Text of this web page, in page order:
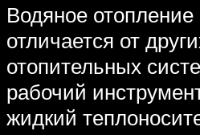
Водяное
отличается от
отопительных
рабочий
жидкий